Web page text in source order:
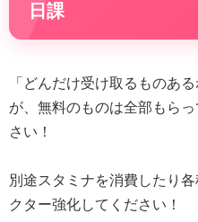
日課
「どんだけ受け取るものあ
が、無料のものは全部もら
さい！
別途スタミナを消費したり
クター強化してください！